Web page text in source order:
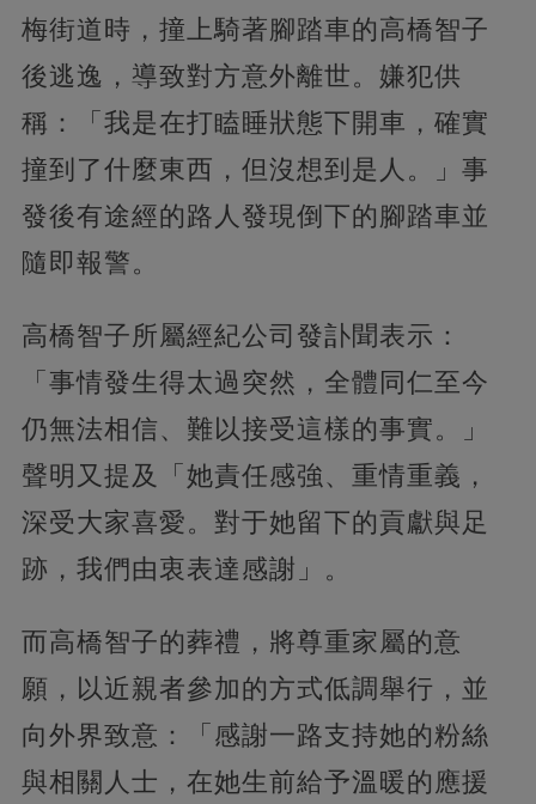
梅街道時，撞上騎著腳踏車的高橋智子
後逃逸，導致對方意外離世。嫌犯供
稱：「我是在打瞌睡狀態下開車，確實
撞到了什麼東西，但沒想到是人。」事
發後有途經的路人發現倒下的腳踏車並
隨即報警。
高橋智子所屬經紀公司發訃聞表示：
「事情發生得太過突然，全體同仁至今
仍無法相信、難以接受這樣的事實。」
聲明又提及「她責任感強、重情重義，
深受大家喜愛。對于她留下的貢獻與足
跡，我們由衷表達感謝」。
而高橋智子的葬禮，將尊重家屬的意
願，以近親者參加的方式低調舉行，並
向外界致意：「感謝一路支持她的粉絲
與相關人士，在她生前給予溫暖的應援